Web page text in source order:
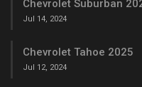
Chevrolet Suburban
Jul 14, 2024
Chevrolet Tahoe 2025
Jul 12, 2024